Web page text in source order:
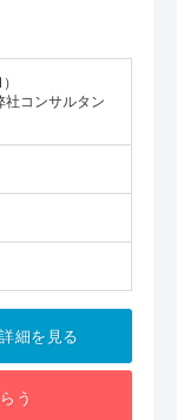
コンサルタン
詳細を見る
う